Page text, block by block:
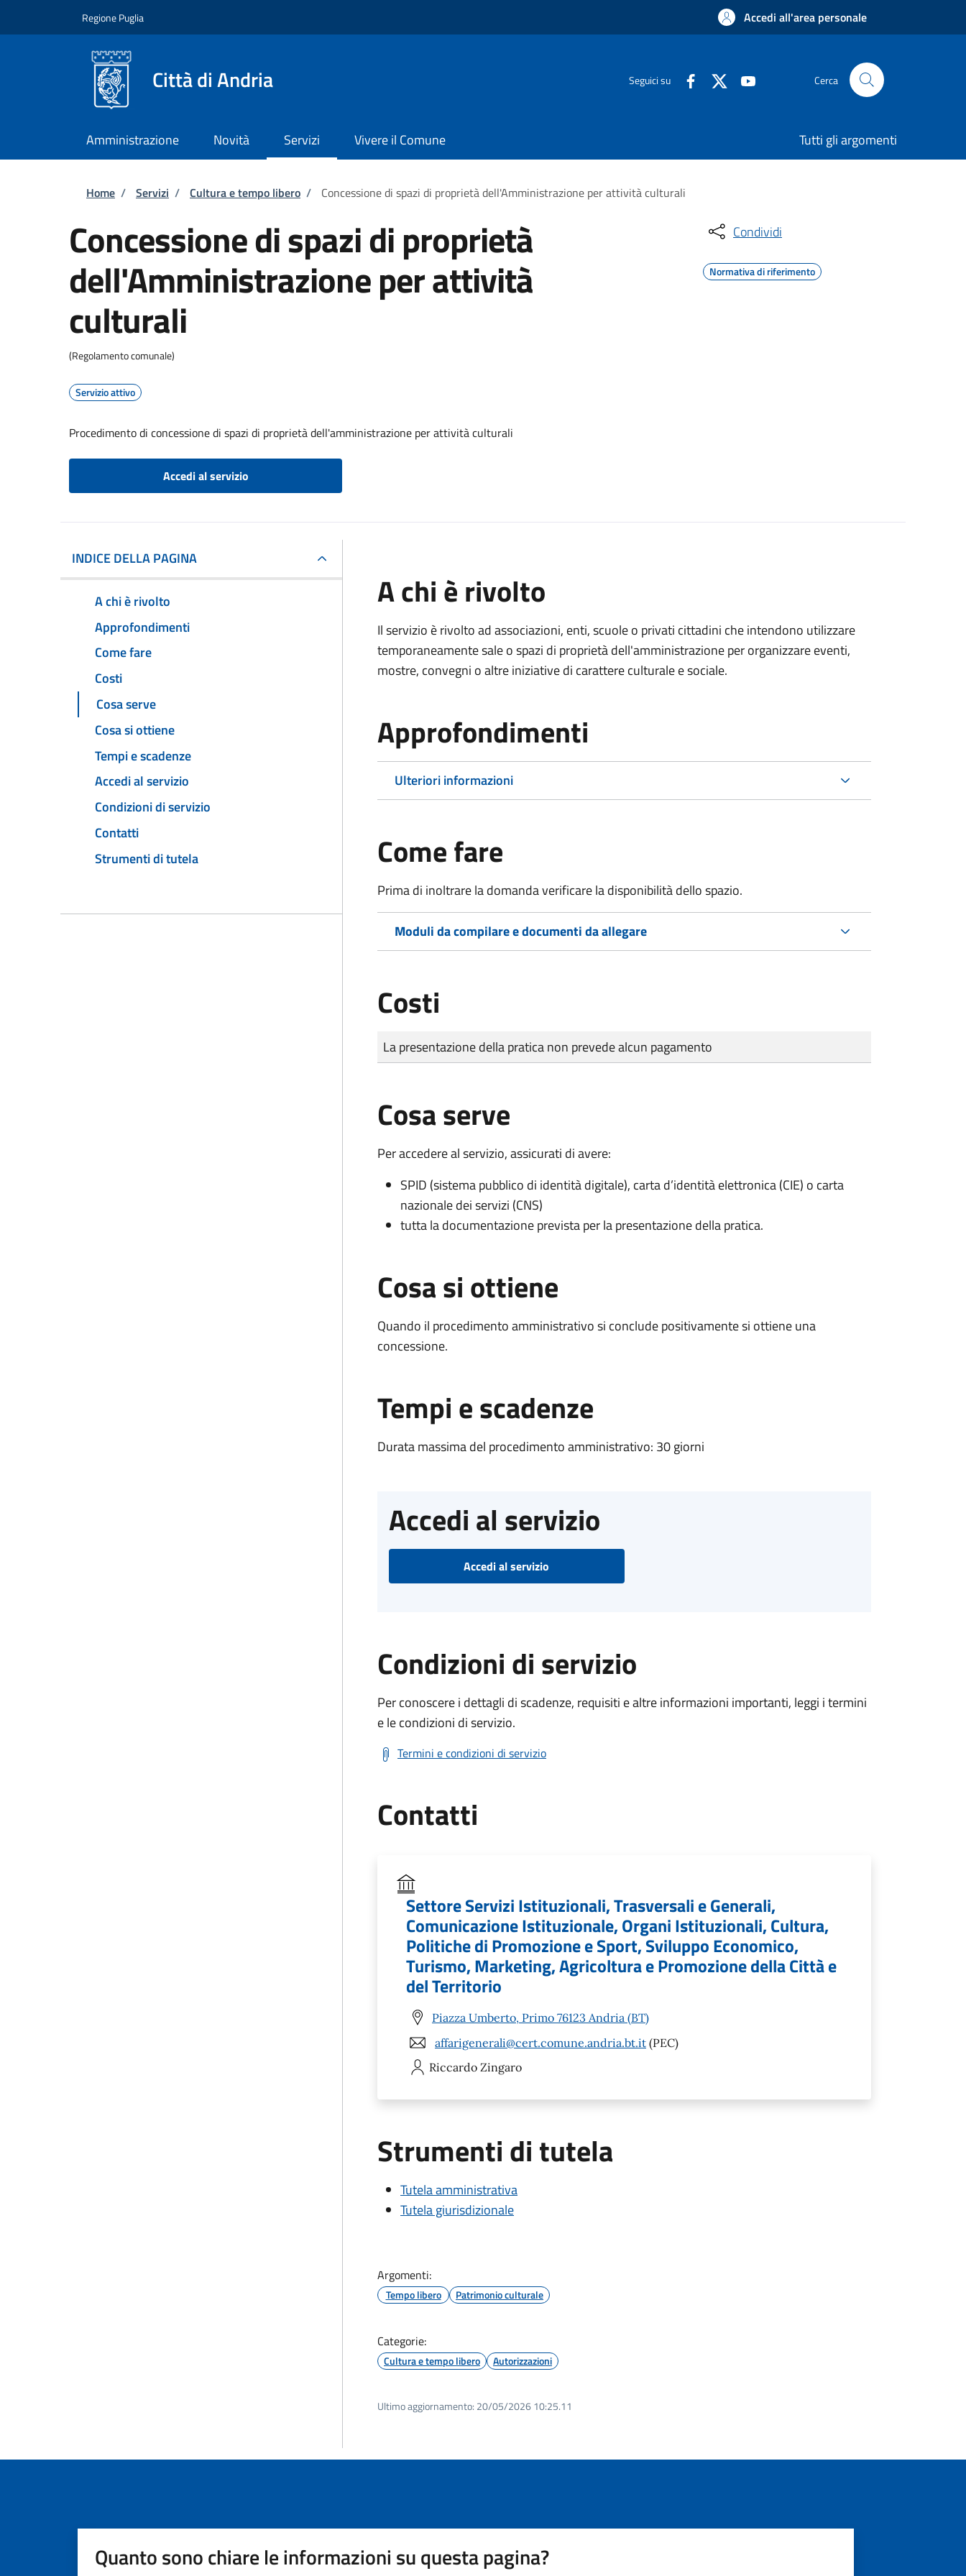
Regione Puglia Accedi all'area personale
Città di Andria Seguici su Cerca
Amministrazione Novità Servizi Vivere il Comune Tutti gli argomenti
Briciole di pane
Home / Servizi / Cultura e tempo libero / Concessione di spazi di proprietà dell'Amministrazione per attività culturali
Concessione di spazi di proprietà
dell'Amministrazione per attività
culturali
(Regolamento comunale)
Servizio attivo
Procedimento di concessione di spazi di proprietà dell'amministrazione per attività culturali
Accedi al servizio
Condividi
Normativa di riferimento
INDICE DELLA PAGINA
A chi è rivolto
Approfondimenti
Come fare
Costi
Cosa serve
Cosa si ottiene
Tempi e scadenze
Accedi al servizio
Condizioni di servizio
Contatti
Strumenti di tutela
A chi è rivolto
Il servizio è rivolto ad associazioni, enti, scuole o privati cittadini che intendono utilizzare
temporaneamente sale o spazi di proprietà dell'amministrazione per organizzare eventi,
mostre, convegni o altre iniziative di carattere culturale e sociale.
Approfondimenti
Ulteriori informazioni
Come fare
Prima di inoltrare la domanda verificare la disponibilità dello spazio.
Moduli da compilare e documenti da allegare
Costi
Tipo di pagamento
Importo
La presentazione della pratica non prevede alcun pagamento
Cosa serve
Per accedere al servizio, assicurati di avere:
SPID (sistema pubblico di identità digitale), carta d’identità elettronica (CIE) o carta
nazionale dei servizi (CNS)
tutta la documentazione prevista per la presentazione della pratica.
Cosa si ottiene
Quando il procedimento amministrativo si conclude positivamente si ottiene una
concessione.
Tempi e scadenze
Durata massima del procedimento amministrativo: 30 giorni
Accedi al servizio
Accedi al servizio
Condizioni di servizio
Per conoscere i dettagli di scadenze, requisiti e altre informazioni importanti, leggi i termini
e le condizioni di servizio.
Termini e condizioni di servizio
Contatti
Settore Servizi Istituzionali, Trasversali e Generali,
Comunicazione Istituzionale, Organi Istituzionali, Cultura,
Politiche di Promozione e Sport, Sviluppo Economico,
Turismo, Marketing, Agricoltura e Promozione della Città e
del Territorio
Piazza Umberto, Primo 76123 Andria (BT)
affarigenerali@cert.comune.andria.bt.it (PEC)
Riccardo Zingaro
Strumenti di tutela
Tutela amministrativa
Tutela giurisdizionale
Argomenti:
Tempo libero Patrimonio culturale
Categorie:
Cultura e tempo libero Autorizzazioni
Ultimo aggiornamento: 20/05/2026 10:25.11
Quanto sono chiare le informazioni su questa pagina?